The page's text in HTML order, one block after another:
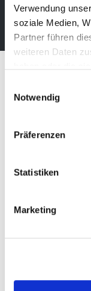
Verwendung
soziale Medien,
Partner führen
weiteren Daten
Notwendig
Präferenzen
Statistiken
Marketing
Newsletter